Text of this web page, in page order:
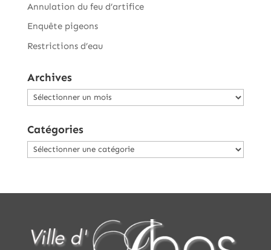
Annulation du feu d’artifice
Enquête pigeons
Restrictions d’eau
Archives
Archives
Catégories
Catégories